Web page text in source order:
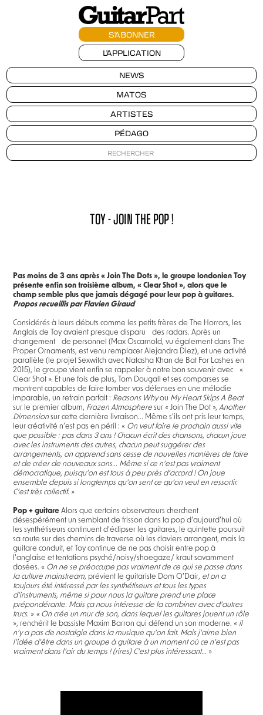
S'ABONNER
L'APPLICATION
NEWS
MATOS
ARTISTES
PÉDAGO
TOY - JOIN THE POP !
Pas moins de 3 ans après « Join The Dots », le groupe londonien Toy
présente enfin son troisième album, « Clear Shot », alors que le
champ semble plus que jamais dégagé pour leur pop à guitares.
Propos recueillis par Flavien Giraud
Considérés à leurs débuts comme les petits frères de The Horrors, les
Anglais de Toy avaient presque disparu des radars. Après un
changement de personnel (Max Oscarnold, vu également dans The
Proper Ornaments, est venu remplacer Alejandra Diez), et une activité
parallèle (le projet Sexwitch avec Natasha Khan de Bat For Lashes en
2015), le groupe vient enfin se rappeler à notre bon souvenir avec «
Clear Shot ». Et une fois de plus, Tom Dougall et ses comparses se
montrent capables de faire tomber vos défenses en une mélodie
imparable, un refrain parfait : Reasons Whyou My Heart Skips A Beat
sur le premier album, Frozen Atmospheresur « Join The Dot »,Another
Dimensionsur cette dernière livraison... Même s’ils ont pris leur temps,
leur créativité n’est pas en péril : « On veut faire le prochain aussi vite
que possible : pas dans 3 ans ! Chacun écrit des chansons, chacun joue
avec les instruments des autres, chacun peut suggérer des
arrangements, on apprend sans cesse de nouvelles manières de faire
et de créer de nouveaux sons... Même si ce n’est pas vraiment
démocratique, puisqu’on est tous à peu près d’accord ! On joue
ensemble depuis si longtemps qu’on sent ce qu’on veut en ressortir.
C’est très collectif. »
Pop + guitare Alors que certains observateurs cherchent
désespérément un semblant de frisson dans la pop d’aujourd’hui où
les synthétiseurs continuent d’éclipser les guitares, le quintette poursuit
sa route sur des chemins de traverse où les claviers arrangent, mais la
guitare conduit, et Toy continue de ne pas choisir entre pop à
l’anglaise et tentations psyché/noisy/shoegaze/ kraut savamment
dosées. « On ne se préoccupe pas vraiment de ce qui se passe dans
la culture mainstream, prévient le guitariste Dom O’Dair, et on a
toujours été intéressé par les synthétiseurs et tous les types
d’instruments, même si pour nous la guitare prend une place
prépondérante. Mais ça nous intéresse de la combiner avec d’autres
trucs. » « On crée un mur de son, dans lequel les guitares jouent un rôle
»,renchérit le bassiste Maxim Barron qui défend un son moderne. « il
n’y a pas de nostalgie dans la musique qu’on fait. Mais j’aime bien
l’idée d’être dans un groupe à guitare à un moment où ce n’est pas
vraiment dans l’air du temps ! (rires) C’est plus intéressant... »